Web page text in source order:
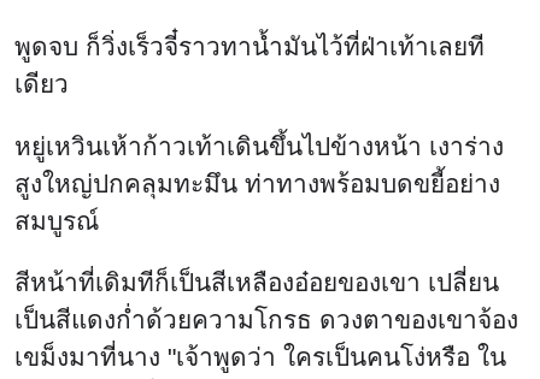
พูดจบ ก็วิ่งเร็วจี๋ราวทาน้ำมันไว้ที่ฝ่าเท้าเลยที
เดียว
หยู่เหวินเห้าก้าวเท้าเดินขึ้นไปข้างหน้า เงาร่าง
สูงใหญ่ปกคลุมทะมึน ท่าทางพร้อมบดขยี้อย่าง
สมบูรณ์
สีหน้าที่เดิมทีก็เป็นสีเหลืองอ๋อยของเขา เปลี่ยน
เป็นสีแดงก่ำด้วยความโกรธ ดวงตาของเขาจ้อง
เขม็งมาที่นาง "เจ้าพูดว่า ใครเป็นคนโง่หรือ ใน